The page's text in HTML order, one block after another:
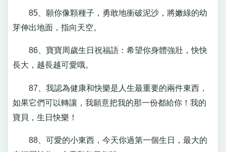
85、願你像顆種子，勇敢地衝破泥沙，將嫩綠的幼
芽伸出地面，指向天空。
86、寶寶周歲生日祝福語：希望你身體強壯，快快
長大，越長越可愛哦。
87、我認為健康和快樂是人生最重要的兩件東西，
如果它們可以轉讓，我願意把我的那一份都給你！我的
寶貝，生日快樂！
88、可愛的小東西，今天你過第一個生日，最大的